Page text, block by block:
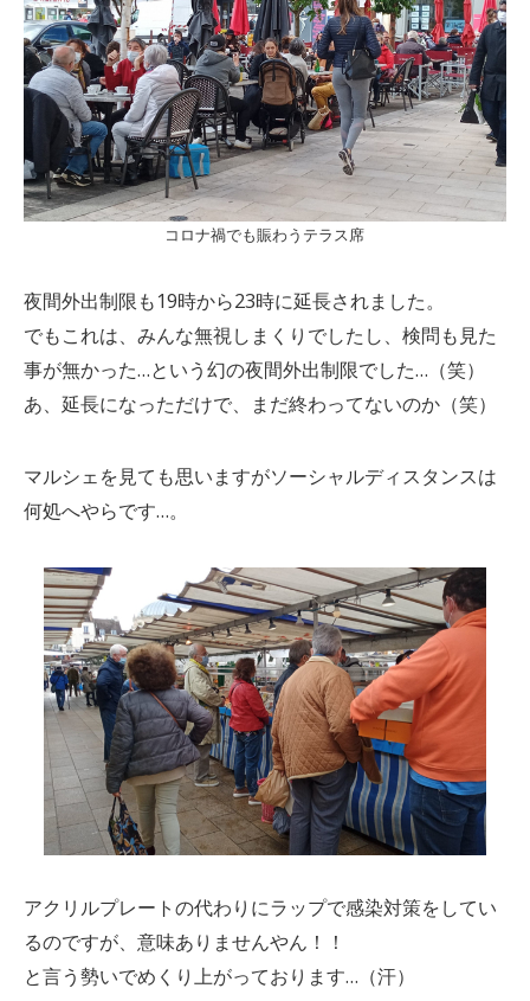
コロナ禍でも賑わうテラス席
夜間外出制限も19時から23時に延長されました。
でもこれは、みんな無視しまくりでしたし、検問も見た
事が無かった…という幻の夜間外出制限でした…（笑）
あ、延長になっただけで、まだ終わってないのか（笑）
マルシェを見ても思いますがソーシャルディスタンスは
何処へやらです…。
アクリルプレートの代わりにラップで感染対策をしてい
るのですが、意味ありませんやん！！
と言う勢いでめくり上がっております…（汗）